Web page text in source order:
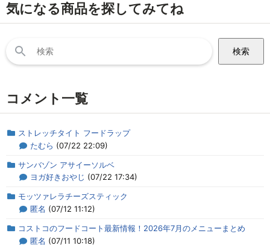
気になる商品を探してみてね
索:
コメント一覧
ストレッチタイト フードラップ
たむら (07/22 22:09)
サンバゾン アサイーソルベ
ヨガ好きおやじ (07/22 17:34)
モッツァレラチーズスティック
匿名 (07/12 11:12)
コストコのフードコート最新情報！2026年7月のメニューまとめ
匿名 (07/11 10:18)